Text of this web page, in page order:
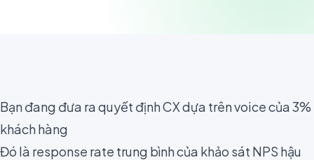
Bạn đang đưa ra quyết định CX dựa trên voice của 3%
khách hàng
Đó là response rate trung bình của khảo sát NPS hậu